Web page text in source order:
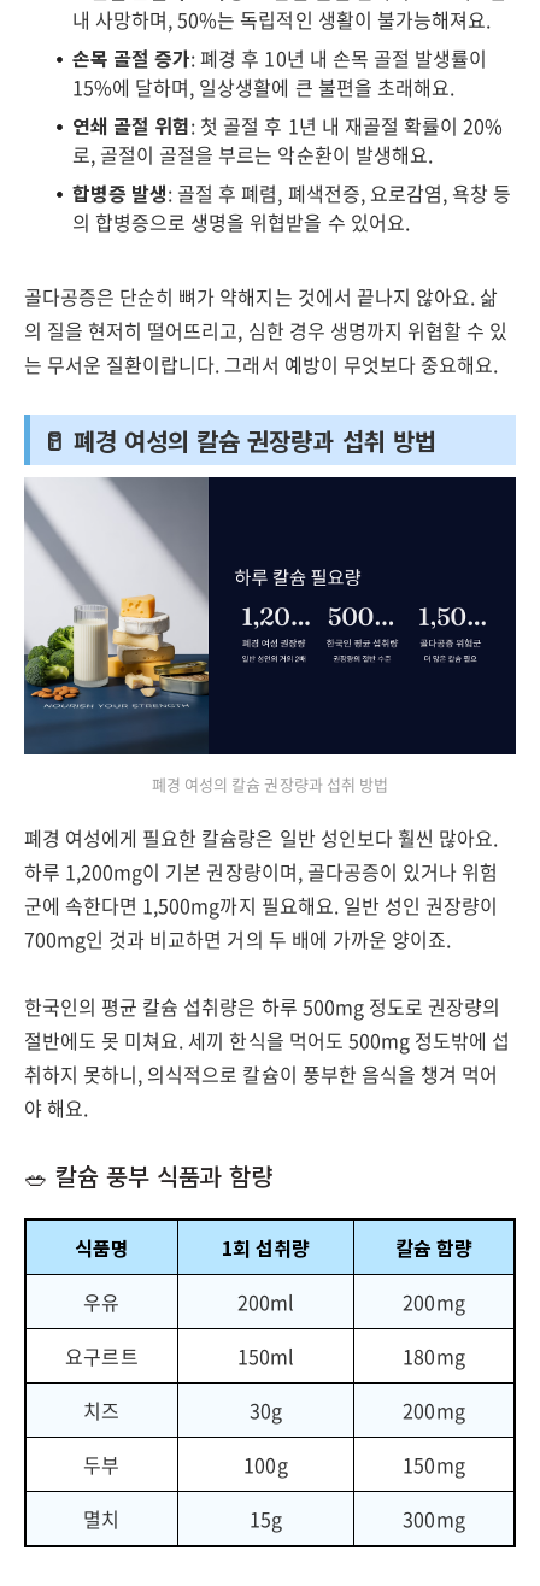
내 사망하며, 50%는 독립적인 생활이 불가능해져요.
손목 골절 증가: 폐경 후 10년 내 손목 골절 발생률이
15%에 달하며, 일상생활에 큰 불편을 초래해요.
연쇄 골절 위험: 첫 골절 후 1년 내 재골절 확률이 20%
로, 골절이 골절을 부르는 악순환이 발생해요.
합병증 발생: 골절 후 폐렴, 폐색전증, 요로감염, 욕창 등
의 합병증으로 생명을 위협받을 수 있어요.
골다공증은 단순히 뼈가 약해지는 것에서 끝나지 않아요. 삶
의 질을 현저히 떨어뜨리고, 심한 경우 생명까지 위협할 수 있
는 무서운 질환이랍니다. 그래서 예방이 무엇보다 중요해요.
🥛 폐경 여성의 칼슘 권장량과 섭취 방법
폐경 여성의 칼슘 권장량과 섭취 방법
폐경 여성에게 필요한 칼슘량은 일반 성인보다 훨씬 많아요.
하루 1,200mg이 기본 권장량이며, 골다공증이 있거나 위험
군에 속한다면 1,500mg까지 필요해요. 일반 성인 권장량이
700mg인 것과 비교하면 거의 두 배에 가까운 양이죠.
한국인의 평균 칼슘 섭취량은 하루 500mg 정도로 권장량의
절반에도 못 미쳐요. 세끼 한식을 먹어도 500mg 정도밖에 섭
취하지 못하니, 의식적으로 칼슘이 풍부한 음식을 챙겨 먹어
야 해요.
🥗 칼슘 풍부 식품과 함량
식품명 1회 섭취량
칼슘 함량
우유
200ml
200mg
요구르트
150ml
180mg
치즈
30g
200mg
두부
100g
150mg
멸치
15g 300mg